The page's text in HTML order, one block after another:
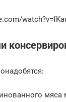
мяса